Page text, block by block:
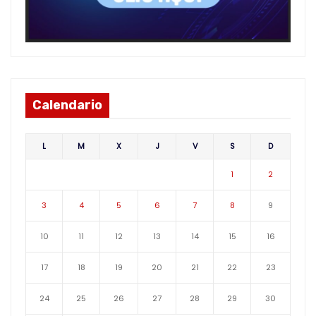
Calendario
L M X J V S D
1 2
3 4 5 6 7 8 9
10 11 12 13 14 15 16
17 18 19 20 21 22 23
24 25 26 27 28 29 30